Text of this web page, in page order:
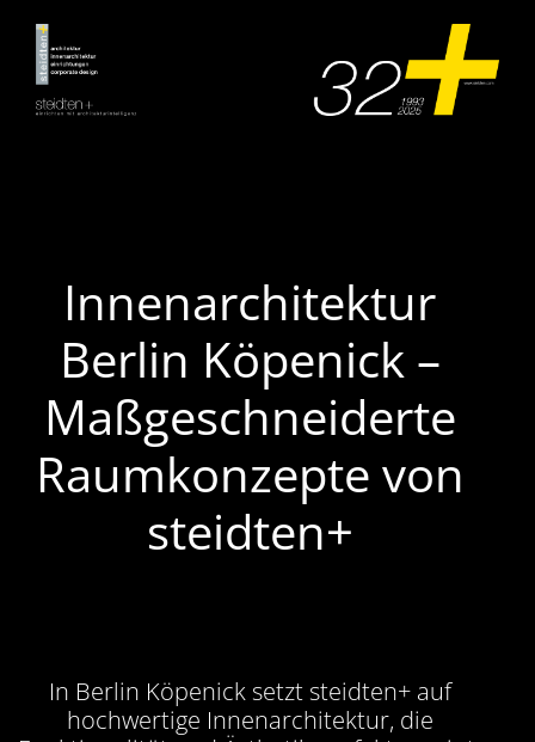
Inhalt
springen
Innenarchitektur
Berlin Köpenick –
Maßgeschneiderte
Raumkonzepte von
steidten+
In Berlin Köpenick setzt steidten+ auf
hochwertige Innenarchitektur, die